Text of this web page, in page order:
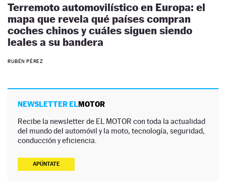
Terremoto automovilístico en Europa: el
mapa que revela qué países compran
coches chinos y cuáles siguen siendo
leales a su bandera
RUBÉN PÉREZ
NEWSLETTER ELMOTOR
Recibe la newsletter de EL MOTOR con toda la actualidad
del mundo del automóvil y la moto, tecnología, seguridad,
conducción y eficiencia.
APÚNTATE